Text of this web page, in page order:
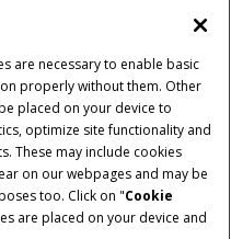
integral entre o
a este Web site. Este
anteriores
expressão entre o
a este Web site.
are necessary to enable basic
properly without them. Other
placed on your device to
optimize site functionality and
These may include cookies
on our webpages and may be
too. Click on "Cookie
are placed on your device and